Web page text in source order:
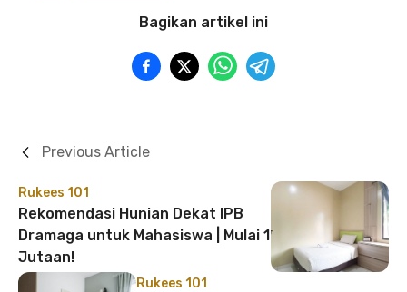
Bagikan artikel ini
Rukees 101
Rekomendasi Hunian Dekat IPB
Dramaga untuk Mahasiswa | Mulai 1
Jutaan!
Previous Article
Rukees 101